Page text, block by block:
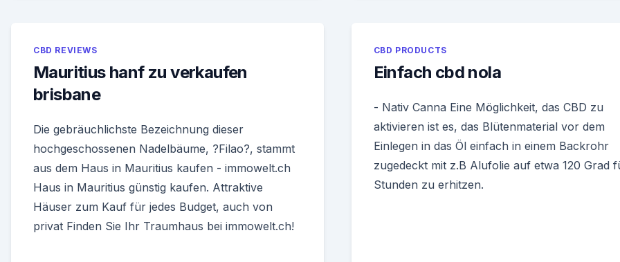
CBD REVIEWS
Mauritius hanf zu verkaufen
brisbane
Die gebräuchlichste Bezeichnung dieser
hochgeschossenen Nadelbäume, ?Filao?, stammt
aus dem Haus in Mauritius kaufen - immowelt.ch
Haus in Mauritius günstig kaufen. Attraktive
Häuser zum Kauf für jedes Budget, auch von
privat Finden Sie Ihr Traumhaus bei immowelt.ch!
CBD PRODUCTS
Einfach cbd nola
- Nativ Canna Eine Möglichkeit, das CBD zu
aktivieren ist es, das Blütenmaterial vor dem
Einlegen in das Öl einfach in einem Backrohr
zugedeckt mit z.B Alufolie auf etwa 120 Grad
Stunden zu erhitzen.